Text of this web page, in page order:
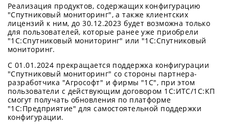
Реализация продуктов, содержащих конфигурацию
"Спутниковый мониторинг", а также клиентских
лицензий к ним, до 30.12.2023 будет возможна только
для пользователей, которые ранее уже приобрели
"1С:Спутниковый мониторинг" или "1С:Спутниковый
мониторинг.
С 01.01.2024 прекращается поддержка конфигурации
"Спутниковый мониторинг" со стороны партнера-
разработчика "Агрософт" и фирмы "1С", при этом
пользователи с действующим договором 1С:ИТС/1С:КП
смогут получать обновления по платформе
"1С:Предприятие" для самостоятельной поддержки
конфигурации.